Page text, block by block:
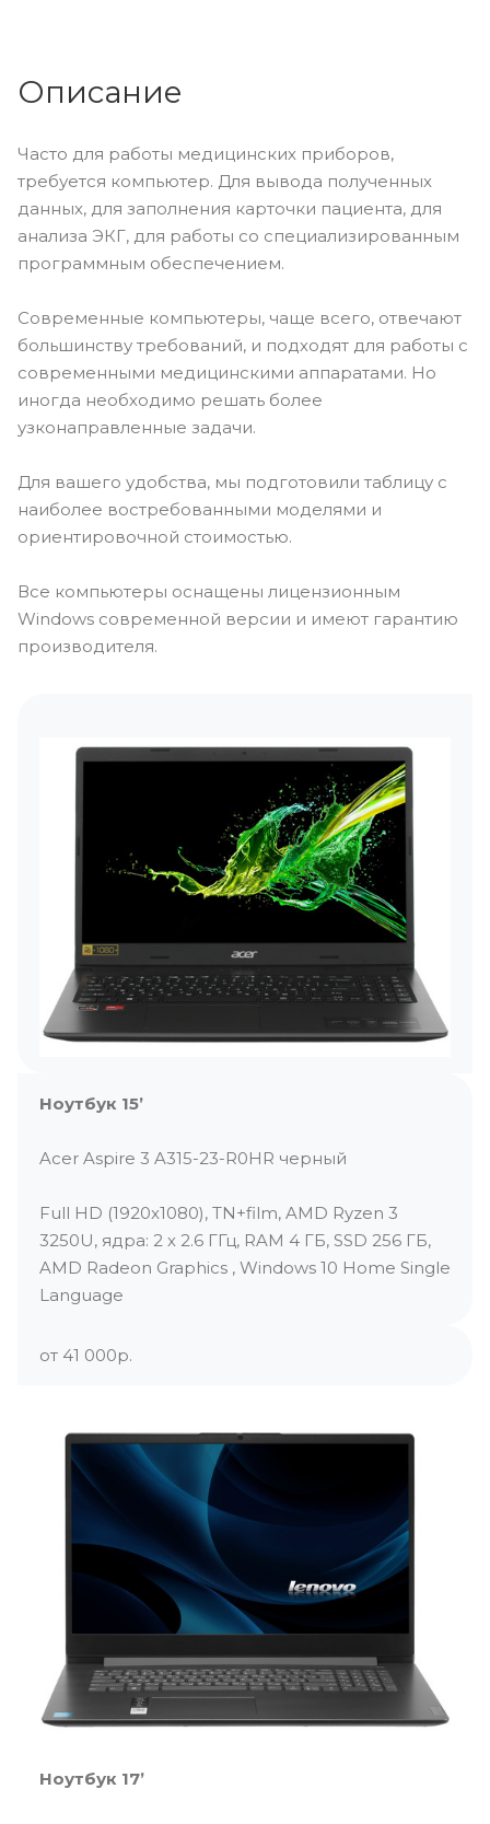
Описание
Часто для работы медицинских приборов,
требуется компьютер. Для вывода полученных
данных, для заполнения карточки пациента, для
анализа ЭКГ, для работы со специализированным
программным обеспечением.
Современные компьютеры, чаще всего, отвечают
большинству требований, и подходят для работы с
современными медицинскими аппаратами. Но
иногда необходимо решать более
узконаправленные задачи.
Для вашего удобства, мы подготовили таблицу с
наиболее востребованными моделями и
ориентировочной стоимостью.
Все компьютеры оснащены лицензионным
Windows современной версии и имеют гарантию
производителя.
Ноутбук 15’
Acer Aspire 3 A315-23-R0HR черный
Full HD (1920x1080), TN+film, AMD Ryzen 3
3250U, ядра: 2 х 2.6 ГГц, RAM 4 ГБ, SSD 256 ГБ,
AMD Radeon Graphics , Windows 10 Home Single
Language
от 41 000р.
Ноутбук 17’